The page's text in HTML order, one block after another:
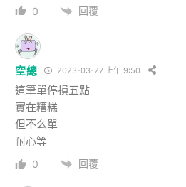
0 回覆
空總 2023-03-27 上午 9:50
這筆單停損五點
實在糟糕
但不么單
耐心等
0 回覆